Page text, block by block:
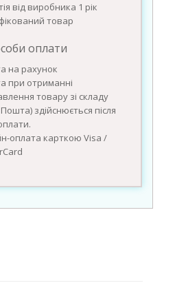
від виробника 1 рік
товар
оплати
на рахунок
при отриманні
товару зі складу
здійснюється після
оплата карткою Visa /